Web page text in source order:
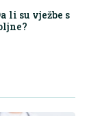
li su vježbe s